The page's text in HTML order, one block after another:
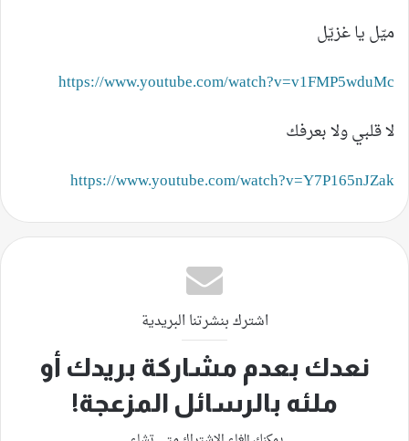
ميّل يا غزيّل
https://www.youtube.com/watch?v=v1FMP5wduMc
لا قلبي ولا بعرفك
https://www.youtube.com/watch?v=Y7P165nJZak
اشترك بنشرتنا البريدية
نعدك بعدم مشاركة بريدك أو
ملئه بالرسائل المزعجة!